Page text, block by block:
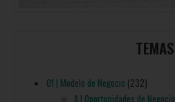
TEMAS
01 | Modelo de Negocio (232)
A | Oportunidades de Negocio